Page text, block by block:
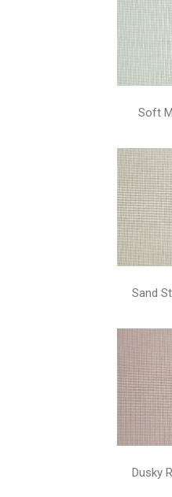
Soft
Sand
Dusky